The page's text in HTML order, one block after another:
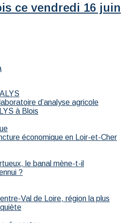
ce vendredi 16 juin
d’analyse agricole
à Blois
économique en Loir-et-Cher
le banal mène-t-il
?
Val de Loire, région la plus